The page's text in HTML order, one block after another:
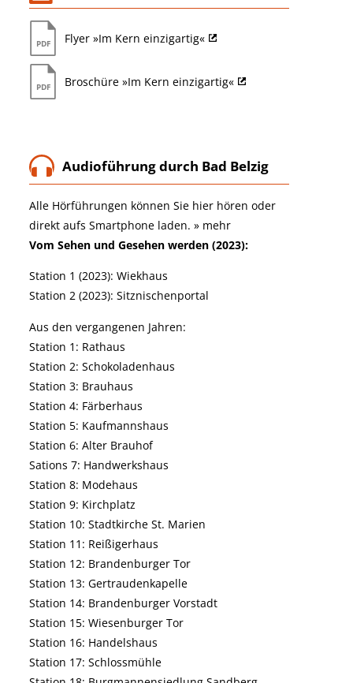
Flyer »Im Kern einzigartig«
Broschüre »Im Kern einzigartig«
Audioführung durch Bad Belzig
Alle Hörführungen können Sie hier hören oder
direkt aufs Smartphone laden.» mehr
Vom Sehen und Gesehen werden (2023):
Station 1 (2023): Wiekhaus
Station 2 (2023): Sitznischenportal
Aus den vergangenen Jahren:
Station 1: Rathaus
Station 2: Schokoladenhaus
Station 3: Brauhaus
Station 4: Färberhaus
Station 5: Kaufmannshaus
Station 6: Alter Brauhof
Sations 7: Handwerkshaus
Station 8: Modehaus
Station 9: Kirchplatz
Station 10: Stadtkirche St. Marien
Station 11: Reißigerhaus
Station 12: Brandenburger Tor
Station 13: Gertraudenkapelle
Station 14: Brandenburger Vorstadt
Station 15: Wiesenburger Tor
Station 16: Handelshaus
Station 17: Schlossmühle